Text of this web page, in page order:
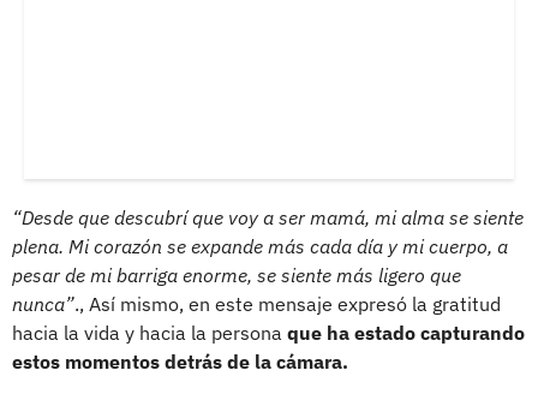
“Desde que descubrí que voy a ser mamá, mi alma se siente
plena. Mi corazón se expande más cada día y mi cuerpo, a
pesar de mi barriga enorme, se siente más ligero que
nunca”., Así mismo, en este mensaje expresó la gratitud
hacia la vida y hacia la persona que ha estado capturando
estos momentos detrás de la cámara.